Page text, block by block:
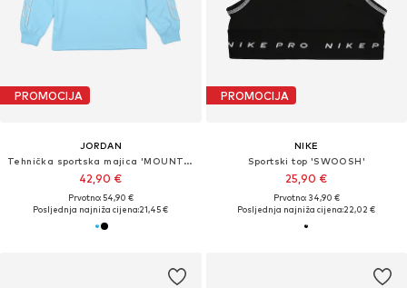
PROMOCIJA
JORDAN
Tehnička sportska majica 'MOUNTAINSIDE'
42,90 €
Prvotno: 54,90 €
Posljednja najniža cijena:21,45 €
PROMOCIJA
NIKE
Sportski top 'SWOOSH'
25,90 €
Prvotno: 34,90 €
Posljednja najniža cijena:22,02 €